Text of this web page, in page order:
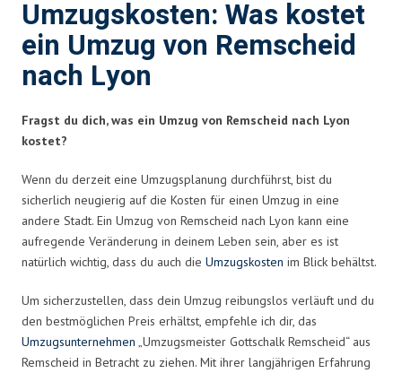
Umzugskosten: Was kostet
ein Umzug von Remscheid
nach Lyon
Fragst du dich, was ein Umzug von Remscheid nach Lyon
kostet?
Wenn du derzeit eine Umzugsplanung durchführst, bist du
sicherlich neugierig auf die Kosten für einen Umzug in eine
andere Stadt. Ein Umzug von Remscheid nach Lyon kann eine
aufregende Veränderung in deinem Leben sein, aber es ist
natürlich wichtig, dass du auch die Umzugskosten im Blick behältst.
Um sicherzustellen, dass dein Umzug reibungslos verläuft und du
den bestmöglichen Preis erhältst, empfehle ich dir, das
Umzugsunternehmen „Umzugsmeister Gottschalk Remscheid“ aus
Remscheid in Betracht zu ziehen. Mit ihrer langjährigen Erfahrung